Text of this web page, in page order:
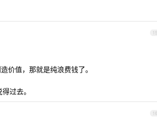
15
价值，那就是纯浪费钱了。
过去。
16